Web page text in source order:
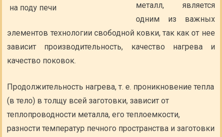
металл, является
одним из важных
элементов технологии свободной ковки, так как от нее
зависит производительность, качество нагрева и
качество поковок.
Продолжительность нагрева, т. е. проникновение тепла
(в тело) в толщу всей заготовки, зависит от
теплопроводности металла, его теплоемкости,
разности температур печного пространства и заготовки